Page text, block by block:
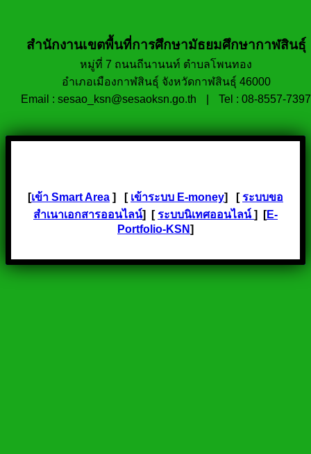
สำนักงานเขตพื้นที่การศึกษามัธยมศึกษากาฬสินธุ์
หมู่ที่ 7 ถนนถีนานนท์ ตำบลโพนทอง
อำเภอเมืองกาฬสินธุ์ จังหวัดกาฬสินธุ์ 46000
Email : sesao_ksn@sesaoksn.go.th
Tel : 08-8557-7397
[เข้า Smart Area ] [ เข้าระบบ E-money] [ระบบขอ
สำเนาเอกสารออนไลน์] [ระบบนิเทศออนไลน์] [E-
Portfolio-KSN]